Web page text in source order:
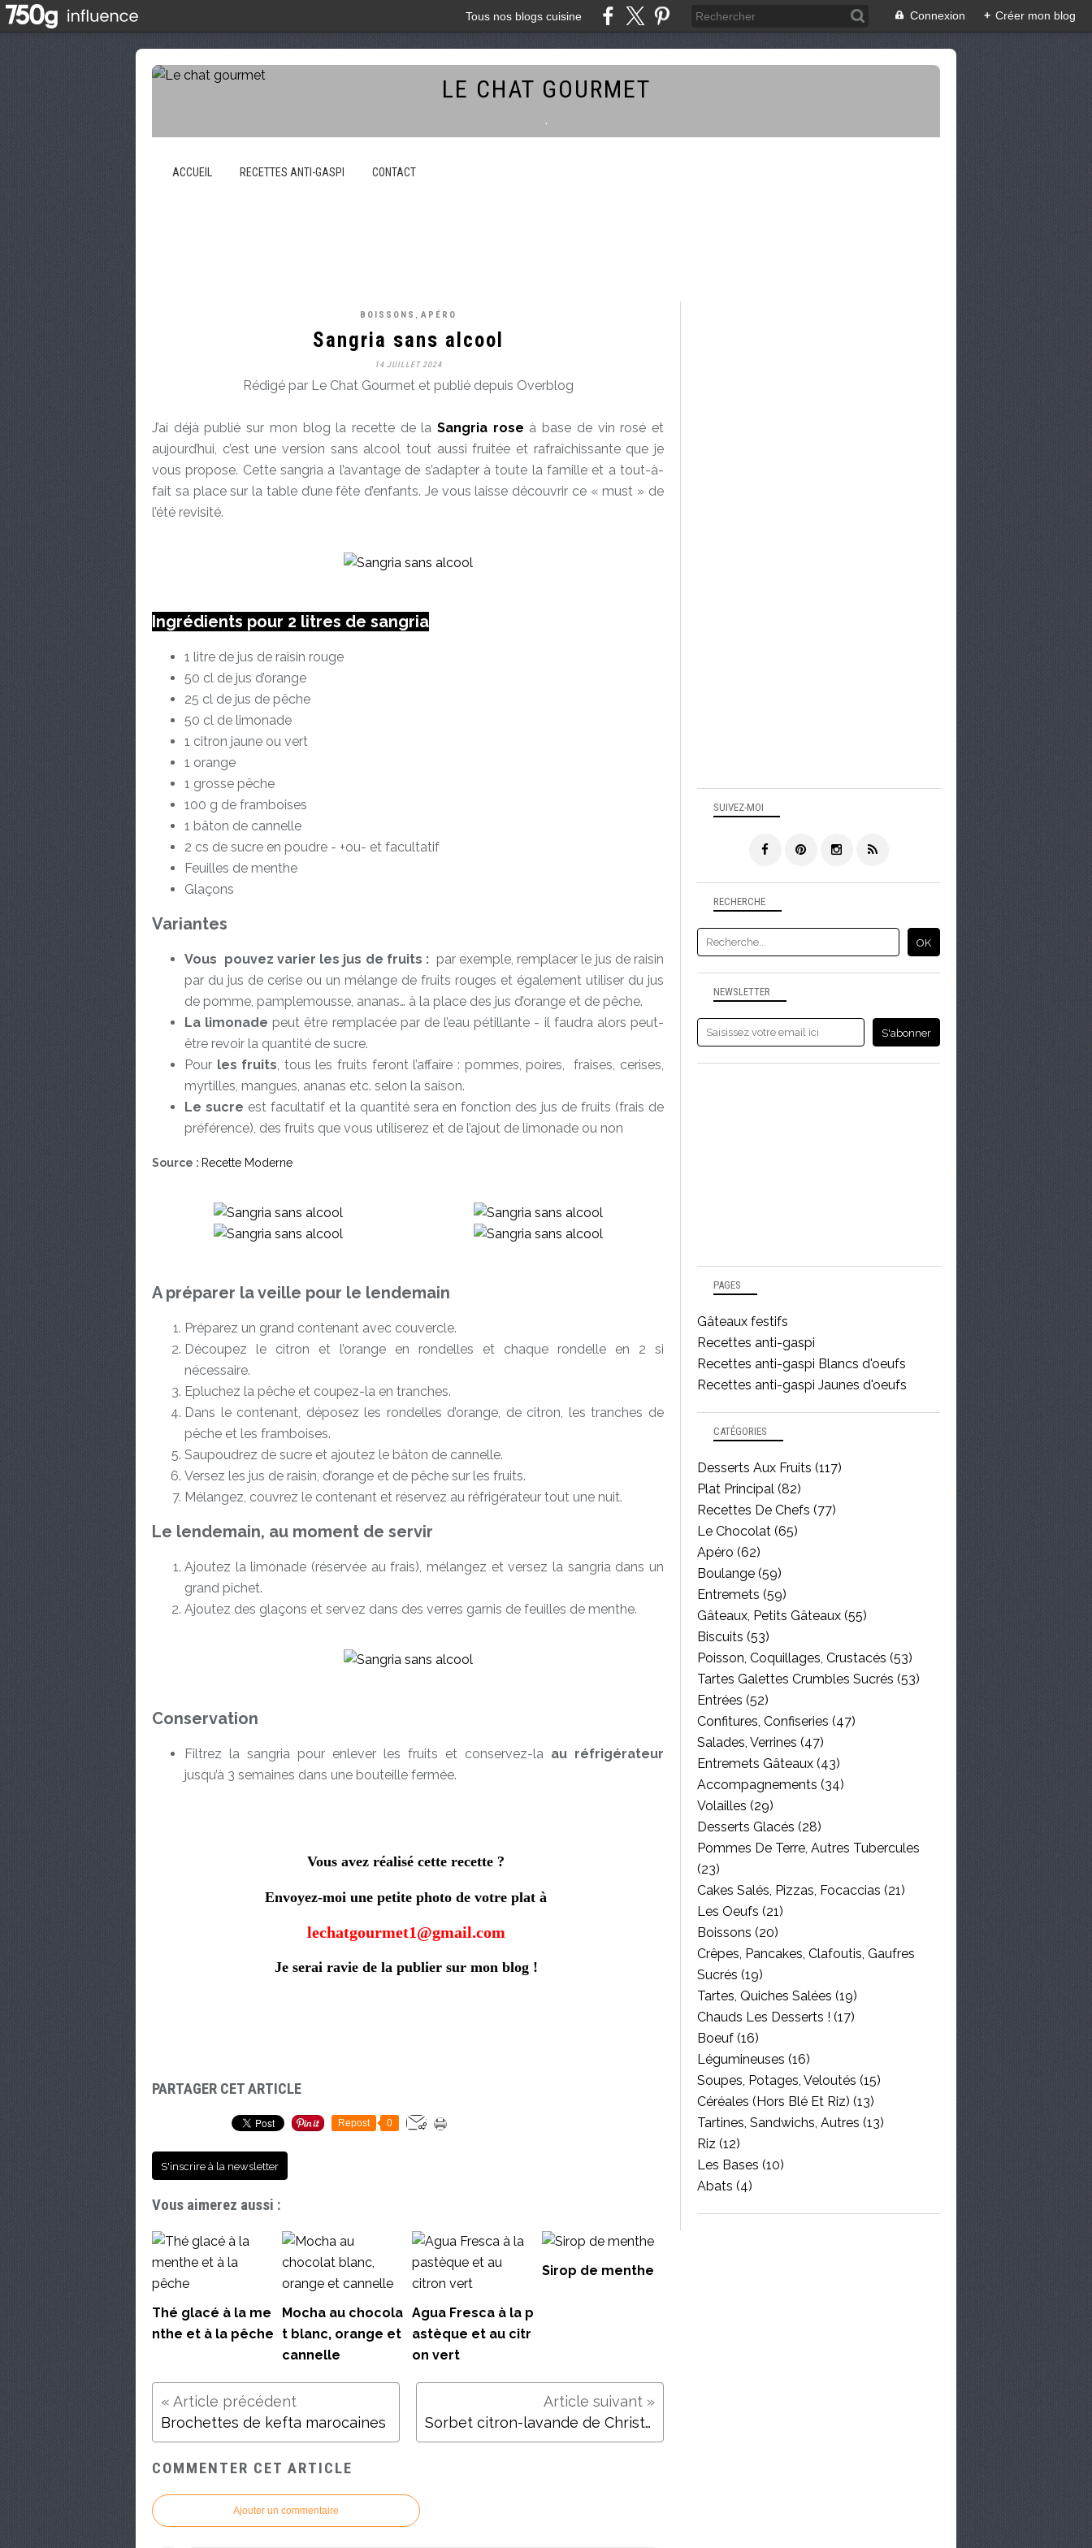
Tous nos blogs cuisine Connexion + Créer mon blog
LE CHAT GOURMET
.
ACCUEIL RECETTES ANTI-GASPI CONTACT
BOISSONS , APÉRO
Sangria sans alcool
14 JUILLET 2024
Rédigé par Le Chat Gourmet et publié depuis Overblog
J’ai déjà publié sur mon blog la recette de laSangria rose à base de vin rosé et
aujourd’hui, c’est une version sans alcool tout aussi fruitée et rafraîchissante que je
vous propose. Cette sangria a l’avantage de s’adapter à toute la famille et a tout-à-
fait sa place sur la table d’une fête d’enfants. Je vous laisse découvrir ce « must » de
l’été revisité.
Ingrédients pour 2 litres de sangria
1 litre de jus de raisin rouge
50 cl de jus d’orange
25 cl de jus de pêche
50 cl de limonade
1 citron jaune ou vert
1 orange
1 grosse pêche
100 g de framboises
1 bâton de cannelle
2 cs de sucre en poudre - +ou- et facultatif
Feuilles de menthe
Glaçons
Variantes
Vous pouvez varier les jus de fruits : par exemple, remplacer le jus de raisin
par du jus de cerise ou un mélange de fruits rouges et également utiliser du jus
de pomme, pamplemousse, ananas… à la place des jus d’orange et de pêche.
La limonade peut être remplacée par de l’eau pétillante - il faudra alors peut-
être revoir la quantité de sucre.
Pour les fruits, tous les fruits feront l’affaire : pommes, poires, fraises, cerises,
myrtilles, mangues, ananas etc. selon la saison.
Le sucre est facultatif et la quantité sera en fonction des jus de fruits (frais de
préférence), des fruits que vous utiliserez et de l’ajout de limonade ou non
Source : Recette Moderne
A préparer la veille pour le lendemain
Préparez un grand contenant avec couvercle.
Découpez le citron et l’orange en rondelles et chaque rondelle en 2 si
nécessaire.
Epluchez la pêche et coupez-la en tranches.
Dans le contenant, déposez les rondelles d’orange, de citron, les tranches de
pêche et les framboises.
Saupoudrez de sucre et ajoutez le bâton de cannelle.
Versez les jus de raisin, d’orange et de pêche sur les fruits.
Mélangez, couvrez le contenant et réservez au réfrigérateur tout une nuit.
Le lendemain, au moment de servir
Ajoutez la limonade (réservée au frais), mélangez et versez la sangria dans un
grand pichet.
Ajoutez des glaçons et servez dans des verres garnis de feuilles de menthe.
Conservation
Filtrez la sangria pour enlever les fruits et conservez-la au réfrigérateur
jusqu’à 3 semaines dans une bouteille fermée.
Vous avez réalisé cette recette ?
Envoyez-moi une petite photo de votre plat à
lechatgourmet1@gmail.com
Je serai ravie de la publier sur mon blog !
PARTAGER CET ARTICLE
Repost 0
S'inscrire à la newsletter
Vous aimerez aussi :
Thé glacé à la me
nthe et à la pêche
Mocha au chocola
t blanc, orange et
cannelle
Agua Fresca à la p
astèque et au citr
on vert
Sirop de menthe
Brochettes de kefta marocaines Sorbet citron-lavande de Christophe Felder
COMMENTER CET ARTICLE
Ajouter un commentaire
NEWSLETTER
SUIVEZ-MOI
RECHERCHE
PAGES
Gâteaux festifs
Recettes anti-gaspi
Recettes anti-gaspi Blancs d'oeufs
Recettes anti-gaspi Jaunes d'oeufs
CATÉGORIES
Desserts Aux Fruits (117)
Plat Principal (82)
Recettes De Chefs (77)
Le Chocolat (65)
Apéro (62)
Boulange (59)
Entremets (59)
Gâteaux, Petits Gâteaux (55)
Biscuits (53)
Poisson, Coquillages, Crustacés (53)
Tartes Galettes Crumbles Sucrés (53)
Entrées (52)
Confitures, Confiseries (47)
Salades, Verrines (47)
Entremets Gâteaux (43)
Accompagnements (34)
Volailles (29)
Desserts Glacés (28)
Pommes De Terre, Autres Tubercules
(23)
Cakes Salés, Pizzas, Focaccias (21)
Les Oeufs (21)
Boissons (20)
Crêpes, Pancakes, Clafoutis, Gaufres
Sucrés (19)
Tartes, Quiches Salées (19)
Chauds Les Desserts ! (17)
Boeuf (16)
Légumineuses (16)
Soupes, Potages, Veloutés (15)
Céréales (hors Blé Et Riz) (13)
Tartines, Sandwichs, Autres (13)
Riz (12)
Les Bases (10)
Abats (4)